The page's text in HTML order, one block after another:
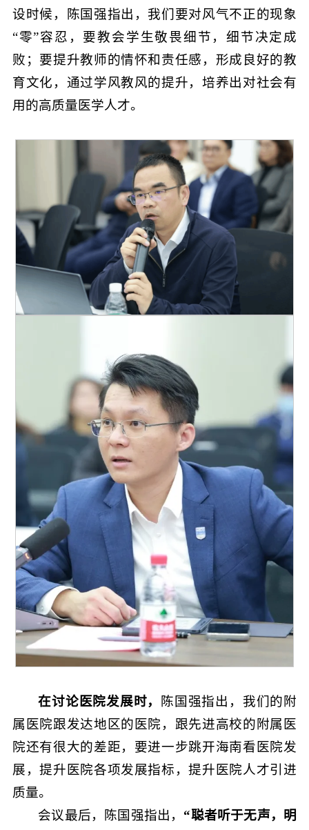
设时候，陈国强指出，我们要对风气不正的现象
“零”容忍，要教会学生敬畏细节，细节决定成
败；要提升教师的情怀和责任感，形成良好的教
育文化，通过学风教风的提升，培养出对社会有
用的高质量医学人才。
在讨论医院发展时，
陈国强指出，我们的附
属医院跟发达地区的医院，跟先进高校的附属医
院还有很大的差距，要进一步跳开海南看医院发
展，提升医院各项发展指标，提升医院人才引进
质量。
会议最后，陈国强指出， “聪者听于无声，明